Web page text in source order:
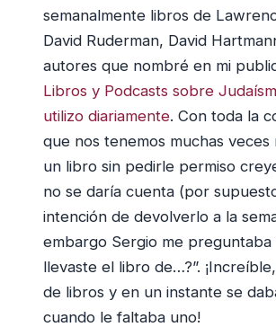
semanalmente libros de
David Ruderman, David
autores que nombré en mi
Libros y Podcasts sobre
utilizo diariamente. Con toda la
que nos tenemos muchas veces
un libro sin pedirle permiso
no se daría cuenta (por
intención de devolverlo a la
embargo Sergio me preguntaba
llevaste el libro de…?”.
de libros y en un instante se
cuando le faltaba uno!